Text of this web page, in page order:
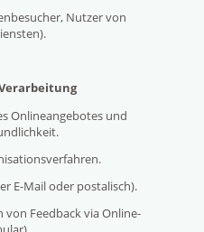
Nutzer von
Onlineangebotes und
E-Mail oder postalisch).
von Feedback via Online-